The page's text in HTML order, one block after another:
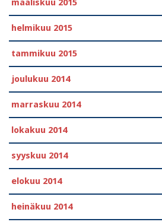
maaliskuu 2015
helmikuu 2015
tammikuu 2015
joulukuu 2014
marraskuu 2014
lokakuu 2014
syyskuu 2014
elokuu 2014
heinäkuu 2014